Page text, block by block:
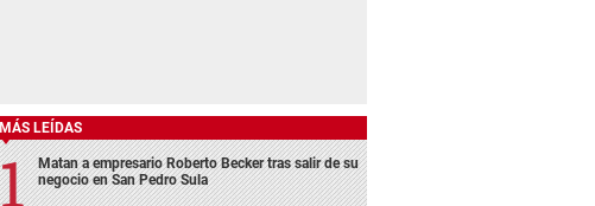
MÁS LEÍDAS
Matan a empresario Roberto Becker tras salir de su
negocio en San Pedro Sula